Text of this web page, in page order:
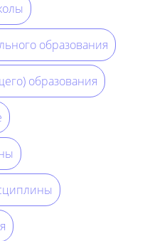
образования
образования